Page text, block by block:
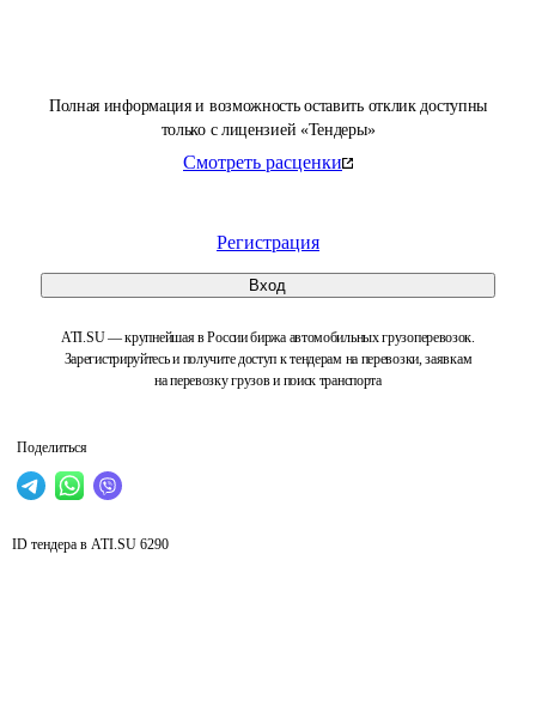
Полная информация и возможность оставить отклик доступны
только с лицензией «Тендеры»
Смотреть расценки
Регистрация
Вход
ATI.SU — крупнейшая в России биржа автомобильных грузоперевозок.
Зарегистрируйтесь и получите доступ к тендерам на перевозки, заявкам
на перевозку грузов и поиск транспорта
Поделиться
ID тендера в ATI.SU 6290